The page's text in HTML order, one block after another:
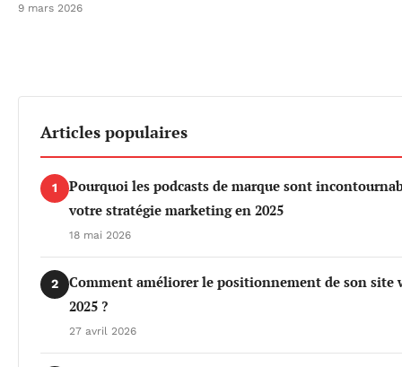
9 mars 2026
Articles populaires
1
Pourquoi les podcasts de marque sont
votre stratégie marketing en 2025
18 mai 2026
2
Comment améliorer le positionnement de son site
2025 ?
27 avril 2026